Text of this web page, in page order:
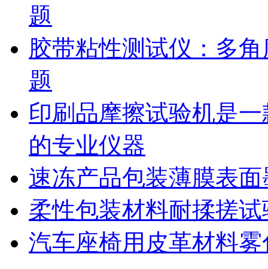
题
胶带粘性测试仪：多
题
印刷品摩擦试验机是
的专业仪器
速冻产品包装薄膜表
柔性包装材料耐揉搓
汽车座椅用皮革材料